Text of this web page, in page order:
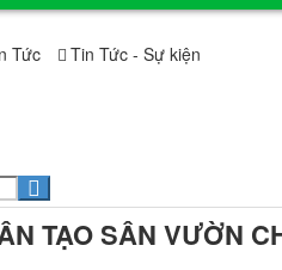
Tức Tin Tức - Sự kiện
TẠO SÂN VƯỜN